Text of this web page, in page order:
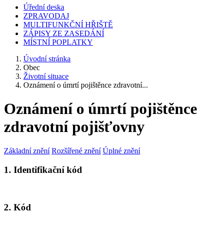
Úřední deska
ZPRAVODAJ
MULTIFUNKČNÍ HŘIŠTĚ
ZÁPISY ZE ZASEDÁNÍ
MÍSTNÍ POPLATKY
Úvodní stránka
Obec
Životní situace
Oznámení o úmrtí pojištěnce zdravotní...
Oznámení o úmrtí pojištěnce
zdravotní pojišťovny
Základní znění Rozšířené znění Úplné znění
1. Identifikační kód
2. Kód